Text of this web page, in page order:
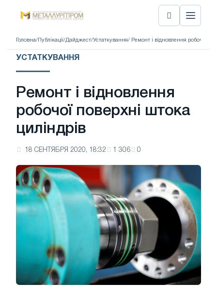
Головна/ Публікації/Дайджест/Устаткування/ Ремонт і відновлення робочої
УСТАТКУВАННЯ
Ремонт і відновлення
робочої поверхні штока
циліндрів
18 СЕНТЯБРЯ 2020, 18:32 1 306 0